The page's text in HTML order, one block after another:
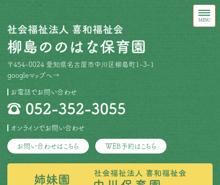
〒454-0024 愛知県名古屋市中川区柳島町1-3-1
googleマップへ→
お電話でお問い合わせ
オンラインでお問い合わせ
お問い合わせはこちら WEB予約はこちら